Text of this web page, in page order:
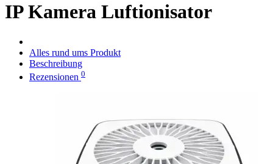
IP Kamera Luftionisator
Alles rund ums Produkt
Beschreibung
Rezensionen 0